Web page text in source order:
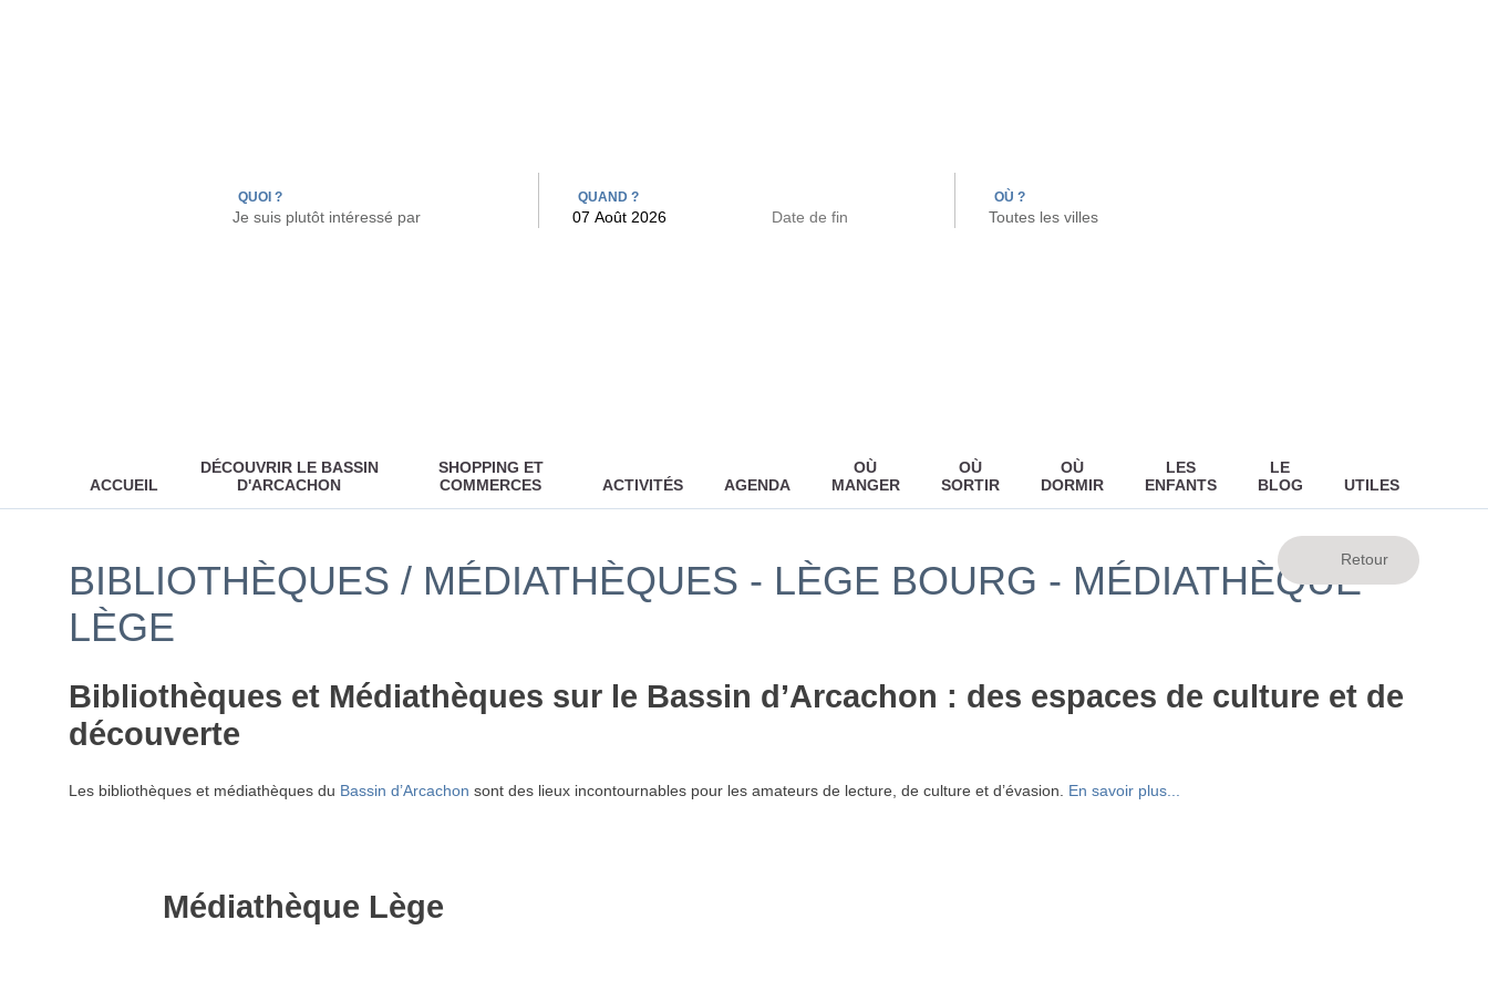
QUOI ? QUAND ? OÙ ?
ACCUEIL
DÉCOUVRIR LE BASSIN
D'ARCACHON
SHOPPING ET
COMMERCES
ACTIVITÉS AGENDA
OÙ
MANGER
OÙ
SORTIR
OÙ
DORMIR
LES
ENFANTS
LE
BLOG
UTILES
BIBLIOTHÈQUES / MÉDIATHÈQUES - LÈGE BOURG - MÉDIATHÈQUE
LÈGE
Bibliothèques et Médiathèques sur le Bassin d’Arcachon : des espaces de culture et de
découverte
Les bibliothèques et médiathèques du Bassin d’Arcachon sont des lieux incontournables pour les amateurs de lecture, de culture et d’évasion. En savoir plus...
Médiathèque Lège